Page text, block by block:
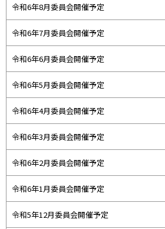
令和6年8月委員会開催予定
令和6年7月委員会開催予定
令和6年6月委員会開催予定
令和6年5月委員会開催予定
令和6年4月委員会開催予定
令和6年3月委員会開催予定
令和6年2月委員会開催予定
令和6年1月委員会開催予定
令和5年12月委員会開催予定